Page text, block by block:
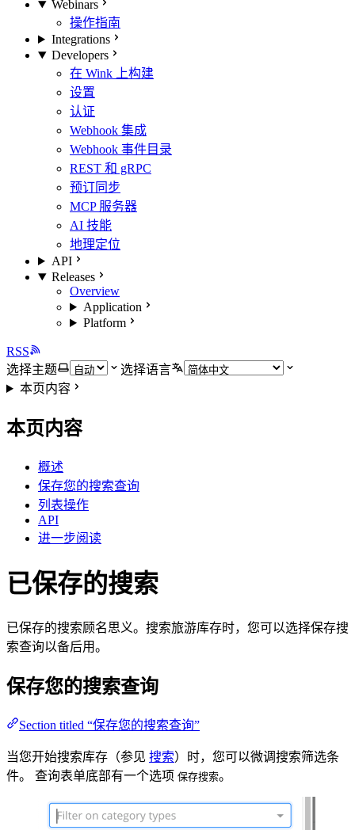
Webinars
操作指南
Integrations
Developers
在 Wink 上构建
设置
认证
Webhook 集成
Webhook 事件目录
REST 和 gRPC
预订同步
MCP 服务器
AI 技能
地理定位
API
Releases
Overview
Application
Platform
RSS
选择主题
选择语言
本页内容
本页内容
概述
保存您的搜索查询
列表操作
API
进一步阅读
已保存的搜索
已保存的搜索顾名思义。搜索旅游库存时，您可以选择保存搜
索查询以备后用。
保存您的搜索查询
Section titled “保存您的搜索查询”
当您开始搜索库存（参见 搜索）时，您可以微调搜索筛选条
件。 查询表单底部有一个选项 保存搜索。